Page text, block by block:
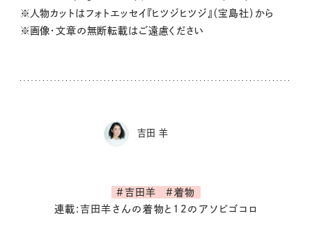
※人物カットはフォトエッセイ『ヒツジヒツジ』（宝島社）から
※画像・文章の無断転載はご遠慮ください
吉田 羊
#吉田羊
#着物
連載:吉田羊さんの着物と12のアソビゴコロ